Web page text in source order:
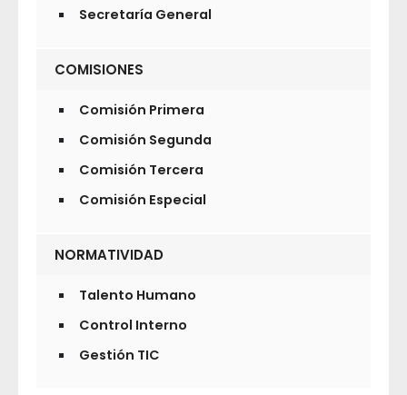
Secretaría General
COMISIONES
Comisión Primera
Comisión Segunda
Comisión Tercera
Comisión Especial
NORMATIVIDAD
Talento Humano
Control Interno
Gestión TIC